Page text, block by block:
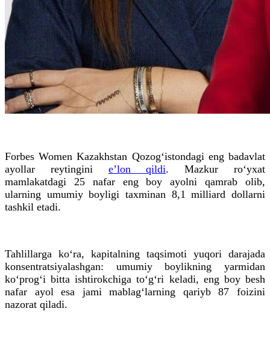
Forbes Women Kazakhstan Qozogʻistondagi eng badavlat
ayollar reytingini e’lon qildi. Mazkur ro‘yxat
mamlakatdagi 25 nafar eng boy ayolni qamrab olib,
ularning umumiy boyligi taxminan 8,1 milliard dollarni
tashkil etadi.
Tahlillarga ko‘ra, kapitalning taqsimoti yuqori darajada
konsentratsiyalashgan: umumiy boylikning yarmidan
ko‘prog‘i bitta ishtirokchiga to‘g‘ri keladi, eng boy besh
nafar ayol esa jami mablag‘larning qariyb 87 foizini
nazorat qiladi.